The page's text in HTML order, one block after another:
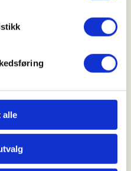
alle
og godkjent
mat og drikke.
nærmer seg.